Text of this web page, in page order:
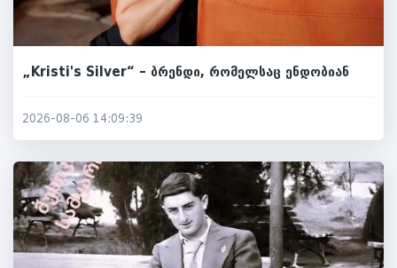
„Kristi's Silver“ – ბრენდი, რომელსაც ენდობიან
2026-08-06 14:09:39